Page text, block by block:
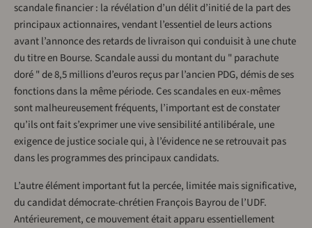
scandale financier : la révélation d’un délit d’initié de la part des
principaux actionnaires, vendant l’essentiel de leurs actions
avant l’annonce des retards de livraison qui conduisit à une chute
du titre en Bourse. Scandale aussi du montant du " parachute
doré " de 8,5 millions d’euros reçus par l’ancien PDG, démis de ses
fonctions dans la même période. Ces scandales en eux-mêmes
sont malheureusement fréquents, l’important est de constater
qu’ils ont fait s’exprimer une vive sensibilité antilibérale, une
exigence de justice sociale qui, à l’évidence ne se retrouvait pas
dans les programmes des principaux candidats.
L’autre élément important fut la percée, limitée mais significative,
du candidat démocrate-chrétien François Bayrou de l’UDF.
Antérieurement, ce mouvement était apparu essentiellement